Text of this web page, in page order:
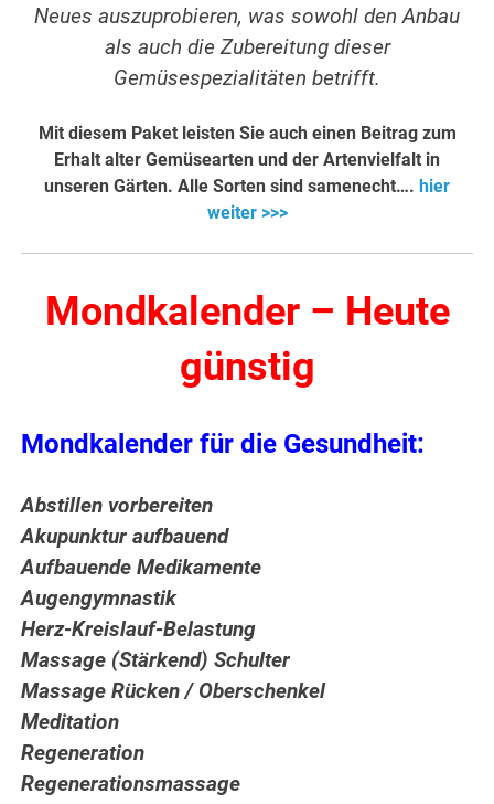
Neues auszuprobieren, was sowohl den Anbau
als auch die Zubereitung dieser
Gemüsespezialitäten betrifft.
Mit diesem Paket leisten Sie auch einen Beitrag zum
Erhalt alter Gemüsearten und der Artenvielfalt in
unseren Gärten. Alle Sorten sind samenecht…. hier
weiter >>>
Mondkalender – Heute
günstig
Mondkalender für die Gesundheit:
Abstillen vorbereiten
Akupunktur aufbauend
Aufbauende Medikamente
Augengymnastik
Herz-Kreislauf-Belastung
Massage (Stärkend) Schulter
Massage Rücken / Oberschenkel
Meditation
Regeneration
Regenerationsmassage